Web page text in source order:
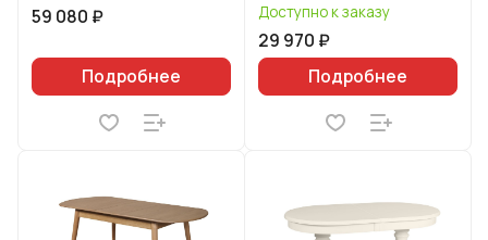
59 080 ₽
Подробнее
Доступно к заказу
29 970 ₽
Подробнее